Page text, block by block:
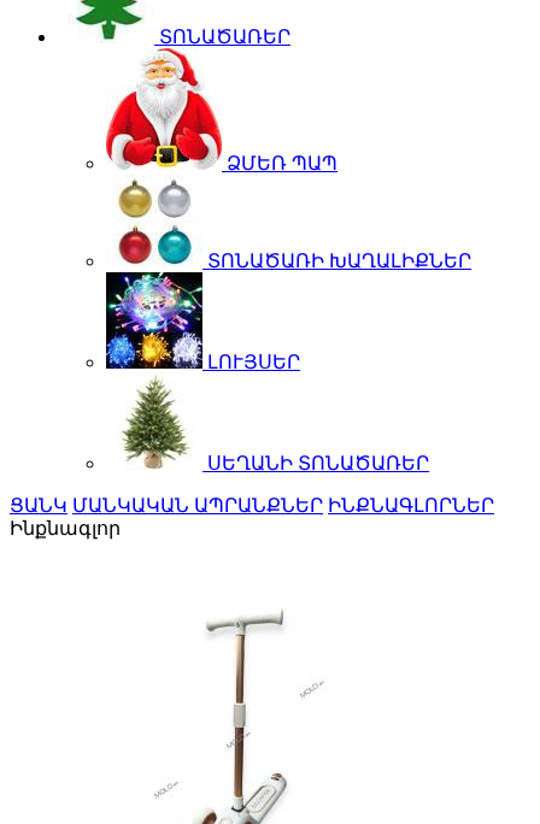
ՏՈՆԱԾԱՌԵՐ
ՁՄԵՌ ՊԱՊ
ՏՈՆԱԾԱՌԻ ԽԱՂԱԼԻՔՆԵՐ
ԼՈՒՅՍԵՐ
ՍԵՂԱՆԻ ՏՈՆԱԾԱՌԵՐ
ՑԱՆԿ ՄԱՆԿԱԿԱՆ ԱՊՐԱՆՔՆԵՐ ԻՆՔՆԱԳԼՈՐՆԵՐ
Ինքնագլոր